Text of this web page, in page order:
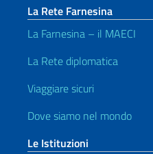
La Rete Farnesina
La Farnesina – il MAECI
La Rete diplomatica
Viaggiare sicuri
Dove siamo nel mondo
Le Istituzioni